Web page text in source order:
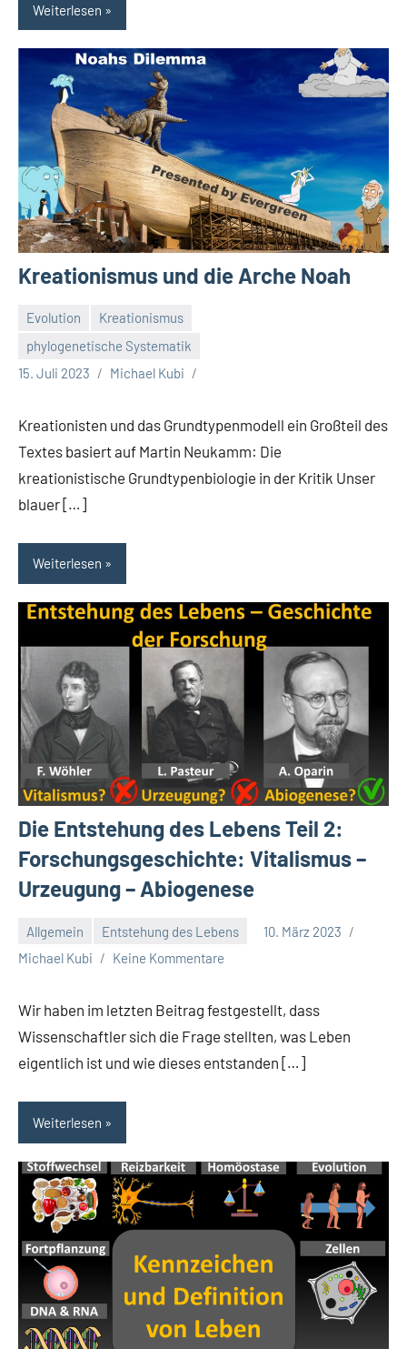
Weiterlesen
Kreationismus und die Arche Noah
Evolution
Kreationismus
phylogenetische Systematik
15. Juli 2023
Michael Kubi
Kreationisten und das Grundtypenmodell ein Großteil des
Textes basiert auf Martin Neukamm: Die
kreationistische Grundtypenbiologie in der Kritik Unser
blauer […]
Weiterlesen
Die Entstehung des Lebens Teil 2:
Forschungsgeschichte: Vitalismus –
Urzeugung – Abiogenese
Allgemein Entstehung des Lebens
10. März 2023
Michael Kubi
Keine Kommentare
Wir haben im letzten Beitrag festgestellt, dass
Wissenschaftler sich die Frage stellten, was Leben
eigentlich ist und wie dieses entstanden […]
Weiterlesen